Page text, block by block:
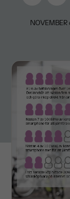
NOVEMBER